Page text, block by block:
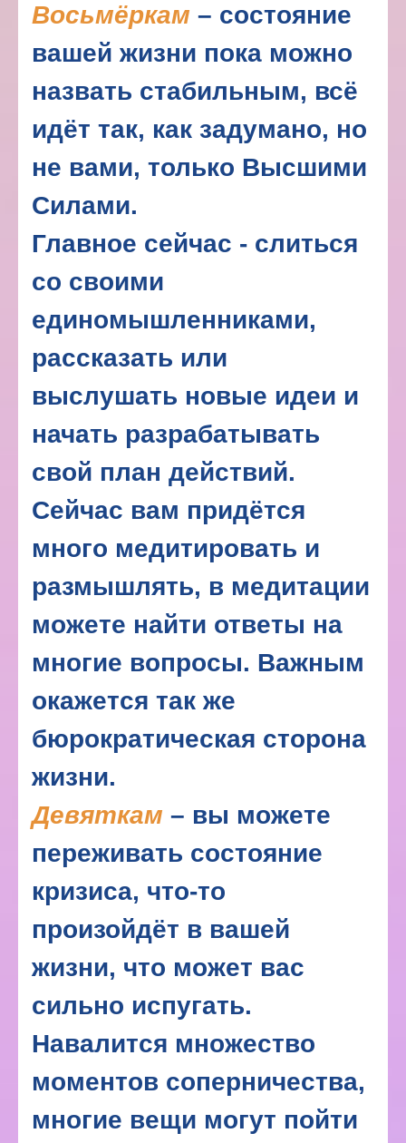
Восьмёркам – состояние
вашей жизни пока можно
назвать стабильным, всё
идёт так, как задумано, но
не вами, только Высшими
Силами.
Главное сейчас - слиться
со своими
единомышленниками,
рассказать или
выслушать новые идеи и
начать разрабатывать
свой план действий.
Сейчас вам придётся
много медитировать и
размышлять, в медитации
можете найти ответы на
многие вопросы. Важным
окажется так же
бюрократическая сторона
жизни.
Девяткам – вы можете
переживать состояние
кризиса, что-то
произойдёт в вашей
жизни, что может вас
сильно испугать.
Навалится множество
моментов соперничества,
многие вещи могут пойти